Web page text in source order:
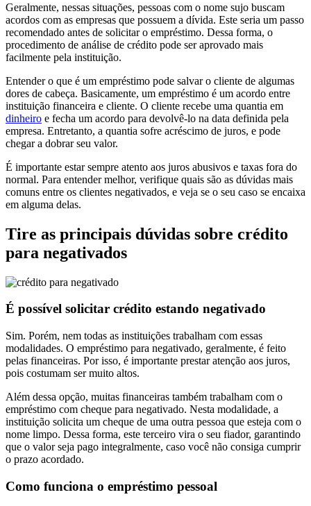
Geralmente, nessas situações, pessoas com o nome sujo buscam
acordos com as empresas que possuem a dívida. Este seria um passo
recomendado antes de solicitar o empréstimo. Dessa forma, o
procedimento de análise de crédito pode ser aprovado mais
facilmente pela instituição.
Entender o que é um empréstimo pode salvar o cliente de algumas
dores de cabeça. Basicamente, um empréstimo é um acordo entre
instituição financeira e cliente. O cliente recebe uma quantia em
dinheiro e fecha um acordo para devolvê-lo na data definida pela
empresa. Entretanto, a quantia sofre acréscimo de juros, e pode
chegar a dobrar seu valor.
É importante estar sempre atento aos juros abusivos e taxas fora do
normal. Para entender melhor, verifique quais são as dúvidas mais
comuns entre os clientes negativados, e veja se o seu caso se encaixa
em alguma delas.
Tire as principais dúvidas sobre crédito
para negativados
É possível solicitar crédito estando negativado
Sim. Porém, nem todas as instituições trabalham com essas
modalidades. O empréstimo para negativado, geralmente, é feito
pelas financeiras. Por isso, é importante prestar atenção aos juros,
pois costumam ser muito altos.
Além dessa opção, muitas financeiras também trabalham com o
empréstimo com cheque para negativado. Nesta modalidade, a
instituição solicita um cheque de uma outra pessoa que esteja com o
nome limpo. Dessa forma, este terceiro vira o seu fiador, garantindo
que o valor seja pago integralmente, caso você não consiga cumprir
o prazo acordado.
Como funciona o empréstimo pessoal